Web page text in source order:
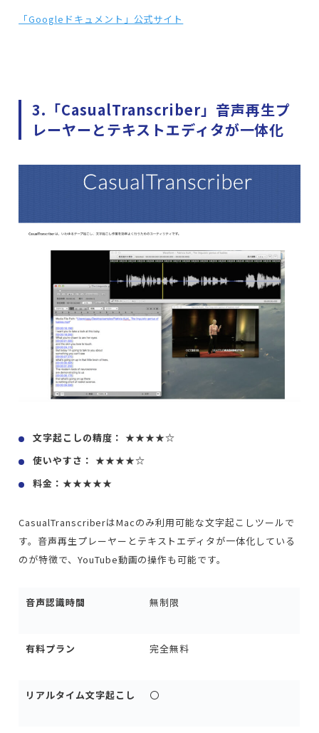
「Googleドキュメント」公式サイト
3.「CasualTranscriber」音声再生プ
レーヤーとテキストエディタが一体化
文字起こしの精度： ★★★★☆
使いやすさ： ★★★★☆
料金：★★★★★
CasualTranscriberはMacのみ利用可能な文字起こしツールで
す。音声再生プレーヤーとテキストエディタが一体化している
のが特徴で、YouTube動画の操作も可能です。
音声認識時間 無制限
有料プラン 完全無料
リアルタイム文字起こし 〇